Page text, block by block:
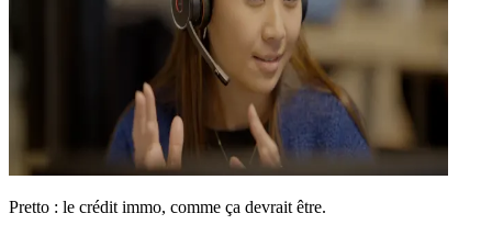
Pretto : le crédit immo, comme ça devrait être.